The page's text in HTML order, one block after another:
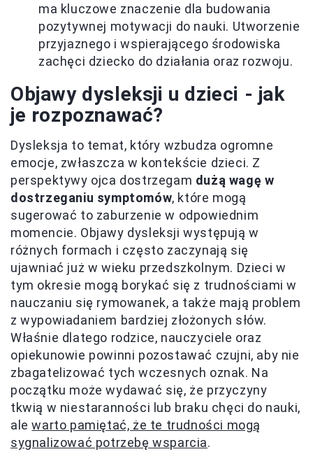
ma kluczowe znaczenie dla budowania
pozytywnej motywacji do nauki. Utworzenie
przyjaznego i wspierającego środowiska
zachęci dziecko do działania oraz rozwoju.
Objawy dysleksji u dzieci - jak
je rozpoznawać?
Dysleksja to temat, który wzbudza ogromne
emocje, zwłaszcza w kontekście dzieci. Z
perspektywy ojca dostrzegam dużą wagę w
dostrzeganiu symptomów, które mogą
sugerować to zaburzenie w odpowiednim
momencie. Objawy dysleksji występują w
różnych formach i często zaczynają się
ujawniać już w wieku przedszkolnym. Dzieci w
tym okresie mogą borykać się z trudnościami w
nauczaniu się rymowanek, a także mają problem
z wypowiadaniem bardziej złożonych słów.
Właśnie dlatego rodzice, nauczyciele oraz
opiekunowie powinni pozostawać czujni, aby nie
zbagatelizować tych wczesnych oznak. Na
początku może wydawać się, że przyczyny
tkwią w niestaranności lub braku chęci do nauki,
alewarto pamiętać, że te trudności mogą
sygnalizować potrzebę wsparcia.